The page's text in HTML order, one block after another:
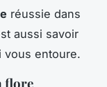
réussie dans
aussi savoir
vous entoure.
flore